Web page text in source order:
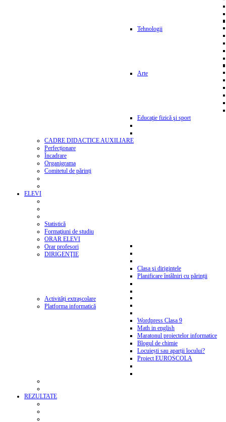
Tehnologii
Arte
Educaţie fizică şi sport
CADRE DIDACTICE AUXILIARE
Perfecționare
Încadrare
Organigrama
Comitetul de părinți
ELEVI
Statistică
Formaţiuni de studiu
ORAR ELEVI
Orar profesori
DIRIGENŢIE
Clasa şi dirigintele
Planificare întâlniri cu părinții
Activități extrașcolare
Platforma informatică
Wordpress Clasa 9
Math in english
Maratonul proiectelor informatice
Blogul de chimie
Locuiești sau aparții locului?
Proiect EUROSCOLA
REZULTATE